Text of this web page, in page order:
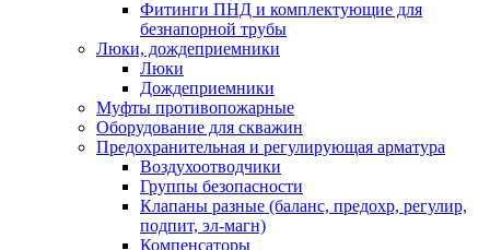
Фитинги ПНД и комплектующие для
безнапорной трубы
Люки, дождеприемники
Люки
Дождеприемники
Муфты противопожарные
Оборудование для скважин
Предохранительная и регулирующая арматура
Воздухоотводчики
Группы безопасности
Клапаны разные (баланс, предохр, регулир,
подпит, эл-магн)
Компенсаторы